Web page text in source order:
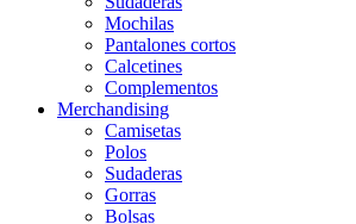
Mochilas
Pantalones cortos
Calcetines
Complementos
Merchandising
Camisetas
Polos
Sudaderas
Gorras
Bolsas